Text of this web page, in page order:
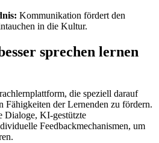
Kommunikation fördert den
in die Kultur.
sprechen lernen
die speziell darauf
Fähigkeiten der Lernenden zu fördern.
Dialoge, KI-gestützte
Feedbackmechanismen, um